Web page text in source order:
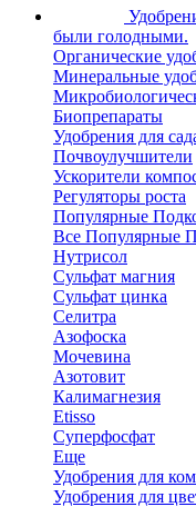
были голодными.
Органические
Минеральные
Биопрепараты
Удобрения для
Почвоулучшители
Ускорители
Регуляторы роста
Популярные
Все Популярные
Нутрисол
Сульфат магния
Сульфат цинка
Селитра
Азофоска
Мочевина
Азотовит
Калимагнезия
Etisso
Суперфосфат
Еще
Удобрения для
Удобрения для